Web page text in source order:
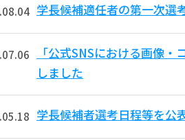
学長候補適任者の第一次選
「公式SNSにおける画像
しました
学長候補者選考日程等を公